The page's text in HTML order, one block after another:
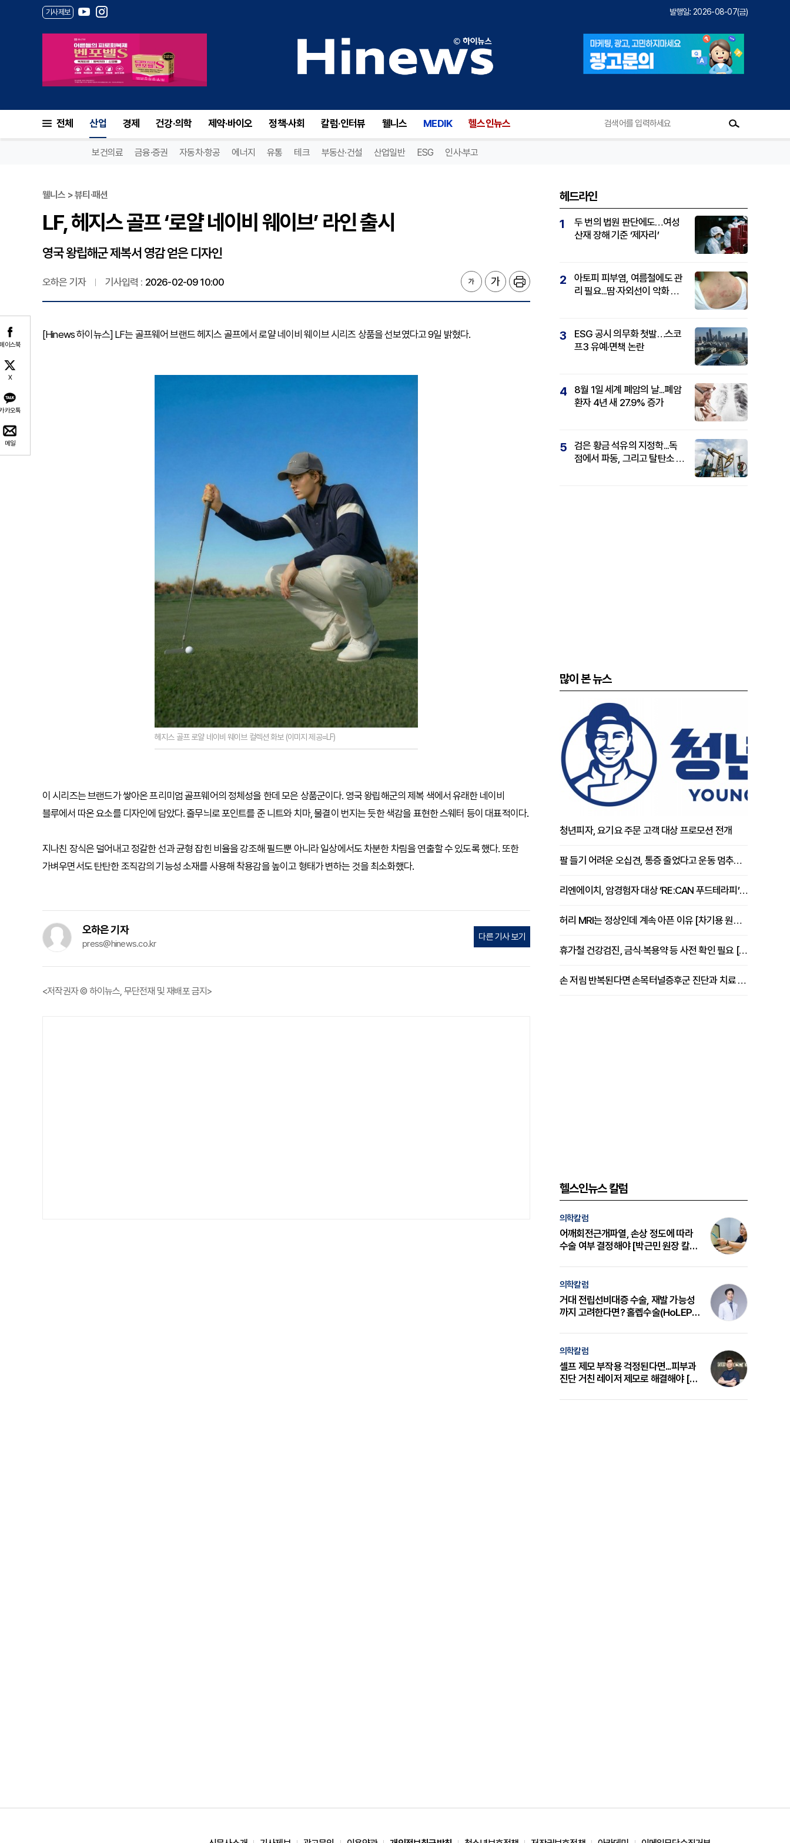
기사제보 발행일: 2026-08-07(금)
전체 산업 경제 건강·의학 제약·바이오 정책·사회 칼럼·인터뷰 웰니스 MEDIK 헬스인뉴스
보건의료 금융·증권 자동차·항공 에너지 유통 테크 부동산·건설 산업일반 ESG 인사·부고
이스북
X
카오톡
메일
웰니스 > 뷰티·패션
LF, 헤지스 골프 ‘로얄 네이비 웨이브’ 라인 출시
영국 왕립해군 제복서 영감 얻은 디자인
오하은 기자 기사입력 : 2026-02-09 10:00
[Hinews 하이뉴스] LF는 골프웨어 브랜드 헤지스 골프에서 로얄 네이비 웨이브 시리즈 상품을 선보였다고 9일 밝혔다.
헤지스 골프 로얄 네이비 웨이브 컬렉션 화보 (이미지 제공=LF)
이 시리즈는 브랜드가 쌓아온 프리미엄 골프웨어의 정체성을 한데 모은 상품군이다. 영국 왕립해군의 제복 색에서 유래한 네이비
블루에서 따온 요소를 디자인에 담았다. 줄무늬로 포인트를 준 니트와 치마, 물결이 번지는 듯한 색감을 표현한 스웨터 등이 대표적이다.
지나친 장식은 덜어내고 정갈한 선과 균형 잡힌 비율을 강조해 필드뿐 아니라 일상에서도 차분한 차림을 연출할 수 있도록 했다. 또한
가벼우면서도 탄탄한 조직감의 기능성 소재를 사용해 착용감을 높이고 형태가 변하는 것을 최소화했다.
오하은 기자
press@hinews.co.kr
다른 기사 보기
<저작권자 © 하이뉴스, 무단전재 및 재배포 금지>
헤드라인
1
두 번의 법원 판단에도…여성
산재 장해 기준 ‘제자리’
2
아토피 피부염, 여름철에도 관
리 필요...땀·자외선이 악화 요
3
ESG 공시 의무화 첫발…스코
프3 유예·면책 논란
4
8월 1일 세계 폐암의 날...폐암
환자 4년 새 27.9% 증가
5
검은 황금 석유의 지정학...독
점에서 파동, 그리고 탈탄소 패
많이 본 뉴스
청년피자, 요기요 주문 고객 대상 프로모션 전개
팔 들기 어려운 오십견, 통증 줄었다고 운동 멈추면 안 되는 이유 [이병욱 원장 칼럼]
리엔에이치, 암경험자 대상 ‘RE:CAN 푸드테라피’ 운영
허리 MRI는 정상인데 계속 아픈 이유 [차기용 원장 칼럼]
휴가철 건강검진, 금식·복용약 등 사전 확인 필요 [정도감 원장 칼럼]
손 저림 반복된다면 손목터널증후군 진단과 치료 시기 살펴야 [김동현 원장 칼럼]
헬스인뉴스 칼럼
의학칼럼
어깨회전근개파열, 손상 정도에 따라
수술 여부 결정해야 [박근민 원장 칼
의학칼럼
거대 전립선비대증 수술, 재발 가능성
까지 고려한다면? 홀렙수술(HoLEP)
의학칼럼
셀프 제모 부작용 걱정된다면...피부과
진단 거친 레이저 제모로 해결해야 [변